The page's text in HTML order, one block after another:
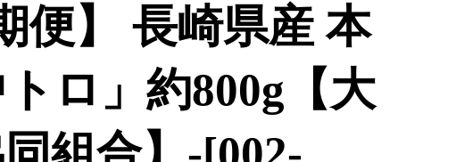
便】 長崎県産 本
ロ」約800g【大